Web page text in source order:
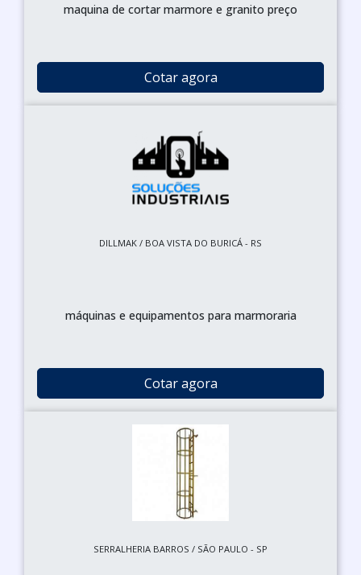
maquina de cortar marmore e granito preço
Cotar agora
DILLMAK / BOA VISTA DO BURICÁ - RS
máquinas e equipamentos para marmoraria
Cotar agora
SERRALHERIA BARROS / SÃO PAULO - SP